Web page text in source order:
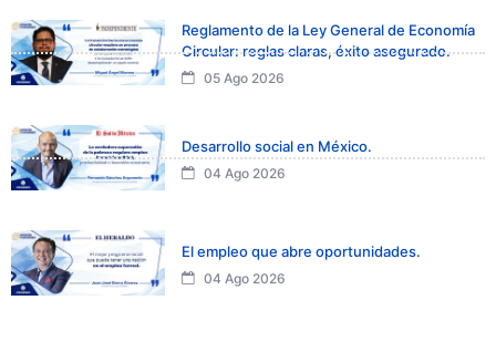
Reglamento de la Ley General de Economía
Circular: reglas claras, éxito asegurado.
05 Ago 2026
Desarrollo social en México.
04 Ago 2026
El empleo que abre oportunidades.
04 Ago 2026